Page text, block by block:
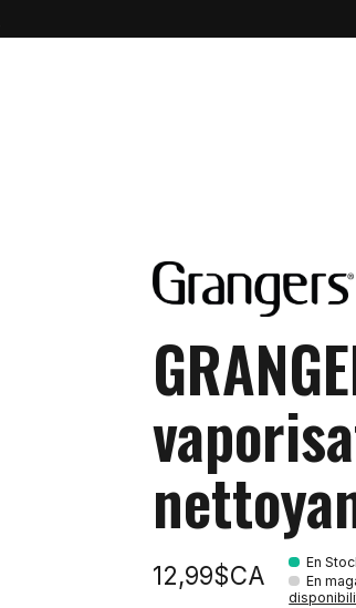
12,99$CA
En
En